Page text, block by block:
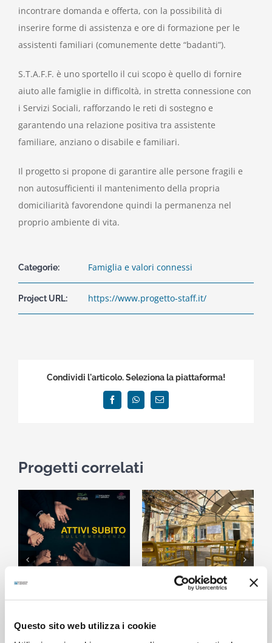
Questo sito web utilizza i cookie
incontrare domanda e offerta, con la possibilità di
inserire forme di assistenza e ore di formazione per le
assistenti familiari (comunemente dette “badanti”).
S.T.A.F.F. è uno sportello il cui scopo è quello di fornire
aiuto alle famiglie in difficoltà, in stretta connessione con
i Servizi Sociali, rafforzando le reti di sostegno e
garantendo una relazione positiva tra assistente
familiare, anziano o disabile e familiari.
Il progetto si propone di garantire alle persone fragili e
non autosufficienti il mantenimento della propria
domiciliarità favorendone quindi la permanenza nel
proprio ambiente di vita.
Categorie: Famiglia e valori connessi
Project URL: https://www.progetto-staff.it/
Condividi l'articolo. Seleziona la piattaforma!
FacebookWhatsAppEmail
Progetti correlati
Progetto “Attivi subito
sull’emergenza”
Inaugurati i nuovi spazi
aperti della Casa del
29 Ottobre 2020